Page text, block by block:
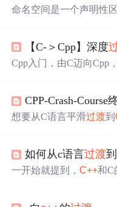
命名空间是一个声明性
同名变量，所以下面的
在全局，并且可以嵌套
l;// 默认访问函数指针的
【C-＞Cpp】深度
Cpp入门，由C迈向Cpp
CPP-Crash-Course
想要从C语言平滑过渡到
文将为你详细介绍这个
间内实现从C到
C++的无
如何从c语言过渡到
一开始就提到，C++和C